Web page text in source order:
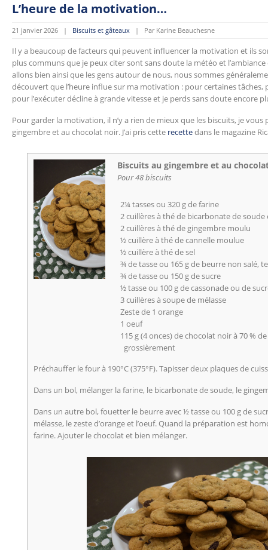
L’heure de la motivation…
21 janvier 2026 | Biscuits et gâteaux | Par Karine Beauchesne
Il y a beaucoup de facteurs qui peuvent influencer la motivation et ils
plus communs que je peux citer sont sans doute la météo et
allons bien ainsi que les gens autour de nous, nous sommes
découvert que l’heure influe sur ma motivation : pour certaines
pour l’exécuter décline à grande vitesse et je perds sans doute encore
Pour garder la motivation, il n’y a rien de mieux que les biscuits, je
gingembre et au chocolat noir. J’ai pris cette recettedans le magazine
Biscuits au gingembre et au
Pour 48 biscuits
2¼ tasses ou 320 g de farine
2 cuillères à thé de bicarbonate de
2 cuillères à thé de gingembre moulu
½ cuillère à thé de cannelle moulue
½ cuillère à thé de sel
¾ de tasse ou 165 g de beurre non salé,
¾ de tasse ou 150 g de sucre
½ tasse ou 100 g de cassonade ou de
3 cuillères à soupe de mélasse
Zeste de 1 orange
1 oeuf
115 g (4 onces) de chocolat noir à 70 %
grossièrement
Préchauffer le four à 190°C (375°F). Tapisser deux plaques de
Dans un bol, mélanger la farine, le bicarbonate de soude, le
Dans un autre bol, fouetter le beurre avec ½ tasse ou 100 g de
mélasse, le zeste d’orange et l’oeuf. Quand la préparation est
farine. Ajouter le chocolat et bien mélanger.